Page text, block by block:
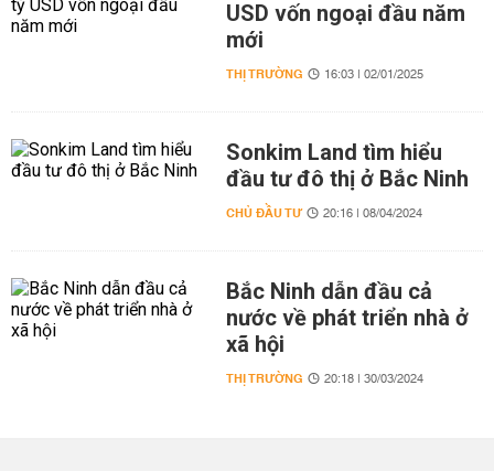
USD vốn ngoại đầu năm
mới
THỊ TRƯỜNG 16:03 | 02/01/2025
Sonkim Land tìm hiểu
đầu tư đô thị ở Bắc Ninh
CHỦ ĐẦU TƯ 20:16 | 08/04/2024
Bắc Ninh dẫn đầu cả
nước về phát triển nhà ở
xã hội
THỊ TRƯỜNG 20:18 | 30/03/2024